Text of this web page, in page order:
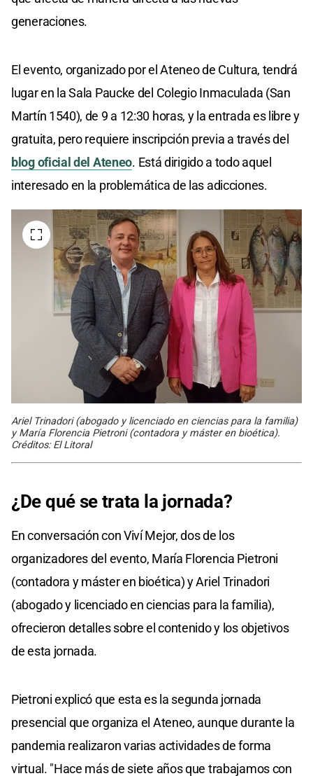
generaciones.
El evento, organizado por el Ateneo de Cultura, tendrá
lugar en la Sala Paucke del Colegio Inmaculada (San
Martín 1540), de 9 a 12:30 horas, y la entrada es libre y
gratuita, pero requiere inscripción previa a través del
blog oficial del Ateneo. Está dirigido a todo aquel
interesado en la problemática de las adicciones.
Ariel Trinadori (abogado y licenciado en ciencias para la familia)
y María Florencia Pietroni (contadora y máster en bioética).
Créditos: El Litoral
¿De qué se trata la jornada?
En conversación con Viví Mejor, dos de los
organizadores del evento, María Florencia Pietroni
(contadora y máster en bioética) y Ariel Trinadori
(abogado y licenciado en ciencias para la familia),
ofrecieron detalles sobre el contenido y los objetivos
de esta jornada.
Pietroni explicó que esta es la segunda jornada
presencial que organiza el Ateneo, aunque durante la
pandemia realizaron varias actividades de forma
virtual. "Hace más de siete años que trabajamos con